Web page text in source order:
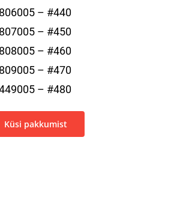
– #440
– #450
– #460
– #470
– #480
Küsi pakkumist